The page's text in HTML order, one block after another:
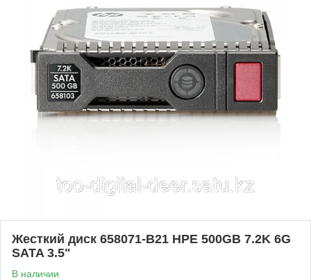
Жесткий диск 658071-B21 HPE 500GB 7.2K 6G
SATA 3.5"
В наличии